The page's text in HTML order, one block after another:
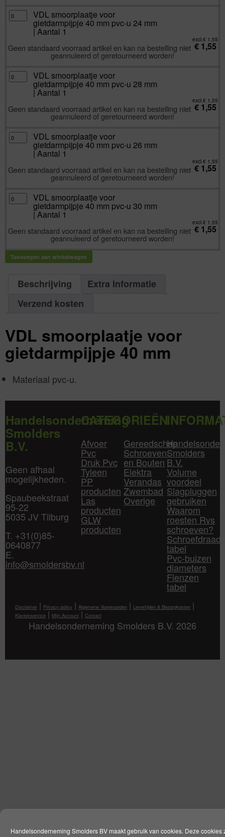
Handelsonderneming Smolders BV maakt gebruik van cookies. Deze cookies
Aantal
1
aantal
VDL
smoorplaatje
voor
gietdarmpijpje
pvc-
u
Aantal
1
aantal
VDL smoorplaatje voor
gietdarmpijpje 40 mm pvc-u 24 mm
| Aantal 1
excl.€ 1,55
€ 1,55
Geen standaard voorraad artikel en kan na bestelling niet
geannuleerd of geretourneerd worden!
VDL
smoorplaatje
voor
gietdarmpijpje
pvc-
u
Aantal
1
aantal
VDL smoorplaatje voor
gietdarmpijpje 40 mm pvc-u 28 mm
| Aantal 1
excl.€ 1,55
€ 1,55
Geen standaard voorraad artikel en kan na bestelling niet
geannuleerd of geretourneerd worden!
VDL
smoorplaatje
voor
gietdarmpijpje
pvc-
u
Aantal
1
aantal
VDL smoorplaatje voor
gietdarmpijpje 40 mm pvc-u 26 mm
| Aantal 1
excl.€ 1,55
€ 1,55
Geen standaard voorraad artikel en kan na bestelling niet
geannuleerd of geretourneerd worden!
VDL
smoorplaatje
voor
gietdarmpijpje
pvc-
u
|
Aantal
1
VDL smoorplaatje voor
gietdarmpijpje 40 mm pvc-u 30 mm
| Aantal 1
excl.€ 1,55
€ 1,55
Geen standaard voorraad artikel en kan na bestelling niet
geannuleerd of geretourneerd worden!
Toevoegen aan winkelwagen
Beschrijving
Extra Informatie
Verzend kosten
VDL smoorplaatje voor
gietdarmpijpje 40 mm
Materiaal pvc-u.
Handelsonderneming
Smolders
B.V.
Geen afhaal
mogelijkheden.
Spaubeekstraat
95-22
5035 JV Tilburg
T. +31(0)85-
0640877
E.
info@smoldersbv.nl
CATEGORIEËN
Afvoer
Pvc
Druk Pvc
Tyleen
PP
producten
Las
producten
GLW
producten
Gereedschap
Schroeven
en Bouten
Elektra
Verandas
Zwembad
Overige
Smolders
B.V.
Volume
voordeel
Slagpluggen
gebruiken
Waarom
roesten Rvs
schroeven?
Schroefdraad
tabel
Pvc-buizen
diameters
Flenzen
tabel
Disclaimer | Privacy policy | Algemene Voorwaarden | Levertijden & Bezorgkosten |
Klantenservice | Mijn Account | Contact
Handelsonderneming Smolders B.V. 2026